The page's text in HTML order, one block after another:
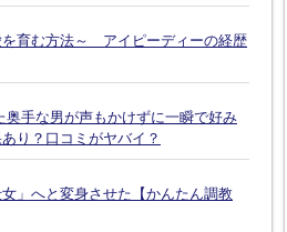
を育む方法～ アイピーディーの経歴
手な男が声もかけずに一瞬で好み
り？口コミがヤバイ？
」へと変身させた【かんたん調教